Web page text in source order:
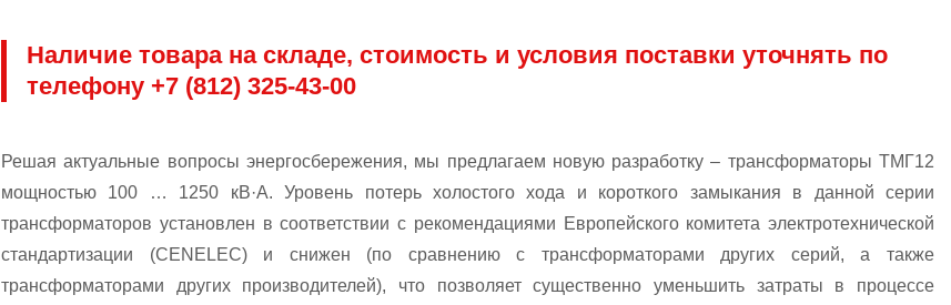
Наличие товара на складе, стоимость и условия поставки уточнять по
телефону +7 (812) 325-43-00
Решая актуальные вопросы энергосбережения, мы предлагаем новую разработку – трансформаторы ТМГ12
мощностью 100 … 1250 кВ·A. Уровень потерь холостого хода и короткого замыкания в данной серии
трансформаторов установлен в соответствии с рекомендациями Европейского комитета электротехнической
стандартизации (CENELEC) и снижен (по сравнению с трансформаторами других серий, а также
трансформаторами других производителей), что позволяет существенно уменьшить затраты в процессе